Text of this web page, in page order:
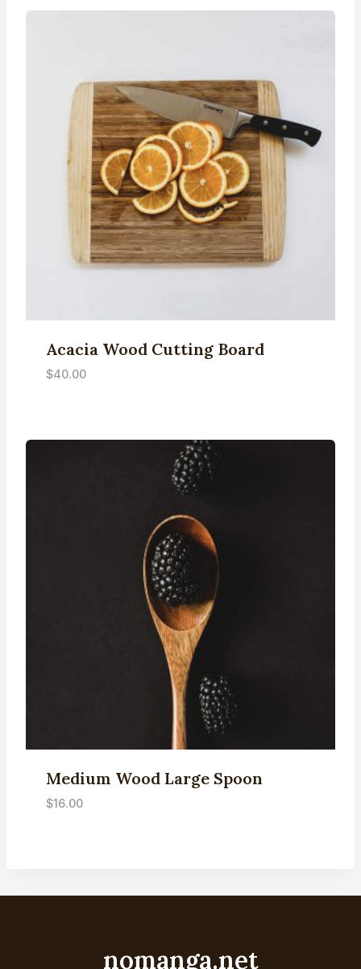
Acacia Wood Cutting Board
$40.00
Medium Wood Large Spoon
$16.00
nomanga.net